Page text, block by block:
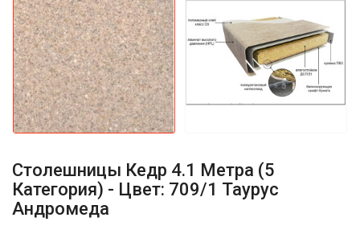
Столешницы Кедр 4.1 Метра (5
Категория) - Цвет: 709/1 Таурус
Андромеда